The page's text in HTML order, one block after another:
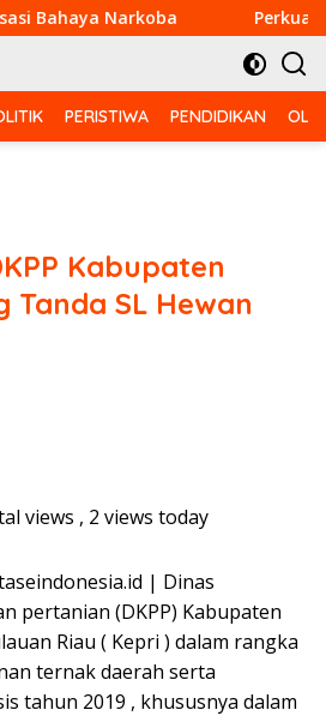
Narkoba Perkuat
PERISTIWA PENDIDIKAN
Kabupaten
Tanda SL Hewan
views , 2 views today
| Dinas
pertanian (DKPP) Kabupaten
Riau ( Kepri ) dalam rangka
ternak daerah serta
tahun 2019 , khususnya dalam